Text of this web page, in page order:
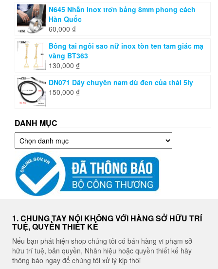
N645 Nhẫn inox trơn bảng 8mm phong cách
Hàn Quốc
60,000 ₫
Bông tai ngôi sao nữ inox tòn ten tam giác mạ
vàng BT363
130,000 ₫
DN071 Dây chuyền nam dù đen của thái 5ly
150,000 ₫
DANH MỤC
Danh
mục
1. CHUNG TAY NÓI KHÔNG VỚI HÀNG SỞ HỮU TRÍ
TUỆ, QUYỀN THIẾT KẾ
Nếu bạn phát hiện shop chúng tôi có bán hàng vi phạm sở
hữu trí tuệ, bản quyền, Nhãn hiệu hoặc quyền thiết kế hãy
thông báo ngay để chúng tôi xử lý kịp thời